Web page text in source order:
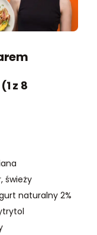
z 8
świeży
naturalny 2%